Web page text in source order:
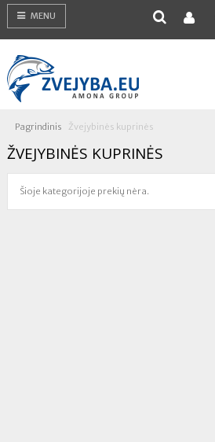
MENU
Pagrindinis Žvejybinės kuprinės
ŽVEJYBINĖS KUPRINĖS
Šioje kategorijoje prekių nėra.